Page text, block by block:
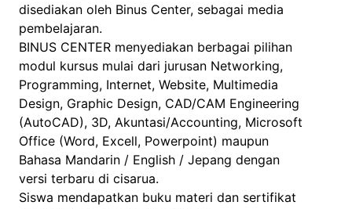
disediakan oleh Binus Center, sebagai media
pembelajaran.
BINUS CENTER menyediakan berbagai pilihan
modul kursus mulai dari jurusan Networking,
Programming, Internet, Website, Multimedia
Design, Graphic Design, CAD/CAM Engineering
(AutoCAD), 3D, Akuntasi/Accounting, Microsoft
Office (Word, Excell, Powerpoint) maupun
Bahasa Mandarin / English / Jepang dengan
versi terbaru di cisarua.
Siswa mendapatkan buku materi dan sertifikat